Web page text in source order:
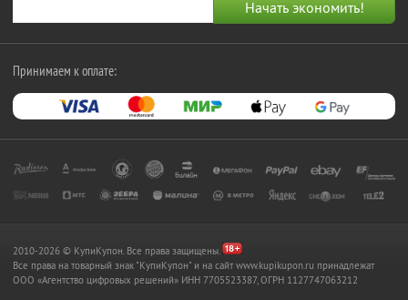
Принимаем к оплате:
2010-2026 © КупиКупон. Все права защищены.
Все права на товарный знак "КупиКупон" и на сайт www.kupikupon.ru принадлежат
OOO «Агентство цифровых решений» ИНН 7705523387, ОГРН 1127747063212